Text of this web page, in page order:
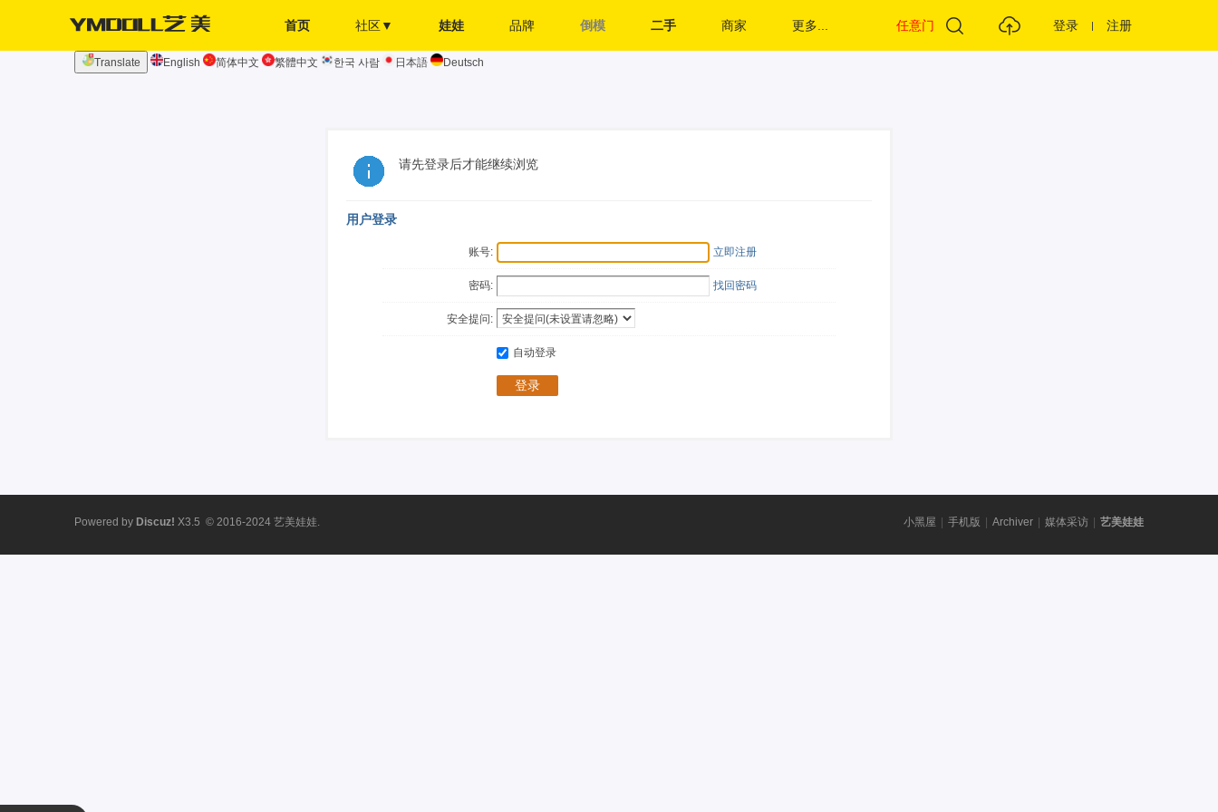
首页 社区▼ 娃娃 品牌 倒模 二手 商家 更多... 任意门 登录 注册
Translate English 简体中文 繁體中文 한국 사람 日本語 Deutsch
请先登录后才能继续浏览
用户登录
账号: 立即注册
密码: 找回密码
安全提问:
自动登录
登录
小黑屋 手机版 Archiver 媒体采访 艺美娃娃
Powered by Discuz! X3.5 © 2016-2024 艺美娃娃.